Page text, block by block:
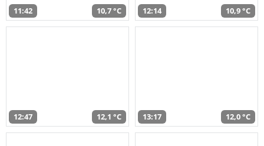
11:42 10,7 °C 12:14 10,9 °C
12:47 12,1 °C 13:17 12,0 °C